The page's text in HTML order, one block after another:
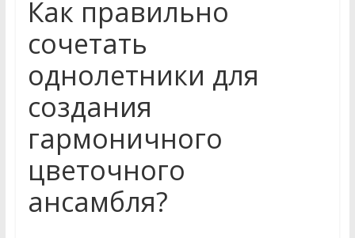
Как правильно
сочетать
однолетники для
создания
гармоничного
цветочного
ансамбля?